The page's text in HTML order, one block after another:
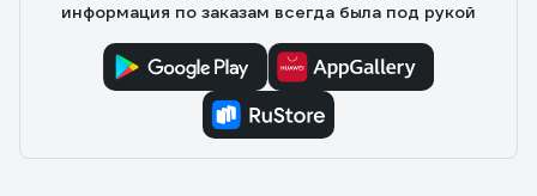
информация по заказам всегда была под рукой